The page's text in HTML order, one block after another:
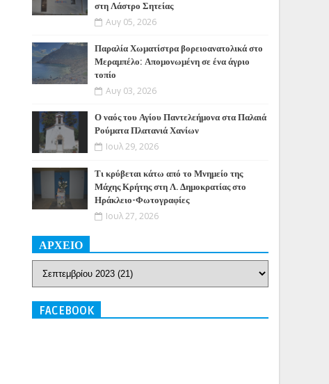
στη Λάστρο Σητείας
Αυγ 05, 2026
Παραλία Χωματίστρα βορειοανατολικά στο
Μεραμπέλο: Απομονωμένη σε ένα άγριο
τοπίο
Αυγ 03, 2026
Ο ναός του Αγίου Παντελεήμονα στα Παλαιά
Ρούματα Πλατανιά Χανίων
Ιουλ 29, 2026
Τι κρύβεται κάτω από το Μνημείο της
Μάχης Κρήτης στη Λ. Δημοκρατίας στο
Ηράκλειο-Φωτογραφίες
Ιουλ 27, 2026
ΑΡΧΕΙΟ
FACEBOOK